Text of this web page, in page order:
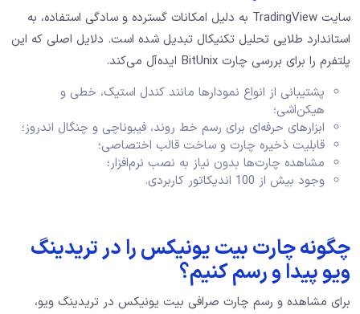
سایت TradingView به دلیل امکانات گسترده و سادگی استفاده، به
استاندارد طلایی تحلیل تکنیکال تبدیل شده است. دلایل اصلی که این
پلتفرم را برای بررسی چارت BitUnix ایده‌آل می‌کند.
پشتیبانی از انواع نمودارها مانند کندل استیک، خطی و
هیکن‌اشی؛
ابزارهای حرفه‌ای برای رسم خط روند، فیبوناچی و چنگال اندروز؛
قابلیت ذخیره چارت و ساخت قالب اختصاصی؛
مشاهده چارت‌ها بدون نیاز به نصب نرم‌افزار؛
وجود بیش از 100 اندیکاتور کاربردی.
چگونه چارت بیت یونیکس را در تریدینگ
ویو پیدا و رسم کنیم؟
برای مشاهده و رسم چارت صرافی بیت یونیکس در تریدینگ ویو،